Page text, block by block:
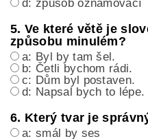
d: způsob oznamovací
5. Ve které větě je
způsobu minulém?
a: Byl by tam šel.
b: Četli bychom rádi.
c: Dům byl postaven.
d: Napsal bych to lépe.
6. Který tvar je
a: smál by ses